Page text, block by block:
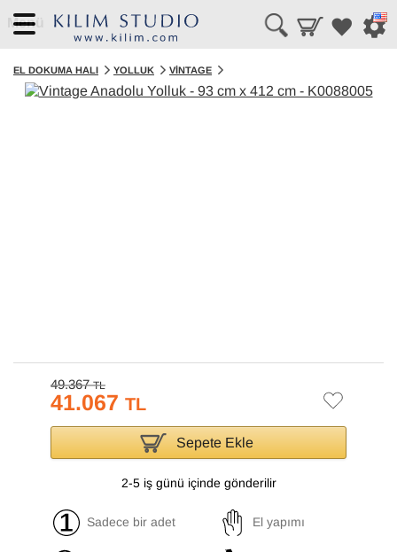
Menü
EL DOKUMA HALI YOLLUK VINTAGE
49.367TL
41.067 TL
Sepete Ekle
2-5 iş günü içinde gönderilir
Sadece bir adet El yapımı